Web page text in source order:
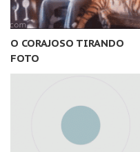
O CORAJOSO TIRANDO
FOTO